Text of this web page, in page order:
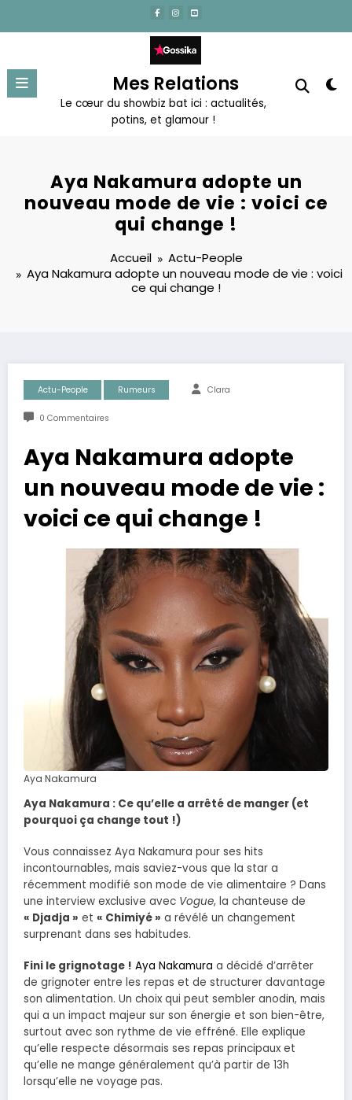
contenu
Mes Relations
Le cœur du showbiz bat ici : actualités,
potins, et glamour !
Aya Nakamura adopte un
nouveau mode de vie : voici ce
qui change !
Accueil
Actu-People
Aya Nakamura adopte un nouveau mode de vie : voici
ce qui change !
Actu-People Rumeurs Clara
0 Commentaires
Aya Nakamura adopte
un nouveau mode de vie :
voici ce qui change !
Aya Nakamura
Aya Nakamura : Ce qu’elle a arrêté de manger (et
pourquoi ça change tout !)
Vous connaissez Aya Nakamura pour ses hits
incontournables, mais saviez-vous que la star a
récemment modifié son mode de vie alimentaire ? Dans
une interview exclusive avec Vogue, la chanteuse de
« Djadja » et « Chimiyé » a révélé un changement
surprenant dans ses habitudes.
Fini le grignotage ! Aya Nakamura a décidé d’arrêter
de grignoter entre les repas et de structurer davantage
son alimentation. Un choix qui peut sembler anodin, mais
qui a un impact majeur sur son énergie et son bien-être,
surtout avec son rythme de vie effréné. Elle explique
qu’elle respecte désormais ses repas principaux et
qu’elle ne mange généralement qu’à partir de 13h
lorsqu’elle ne voyage pas.